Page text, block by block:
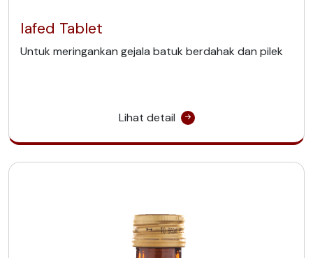
Iafed Tablet
Untuk meringankan gejala batuk berdahak dan pilek
Lihat detail